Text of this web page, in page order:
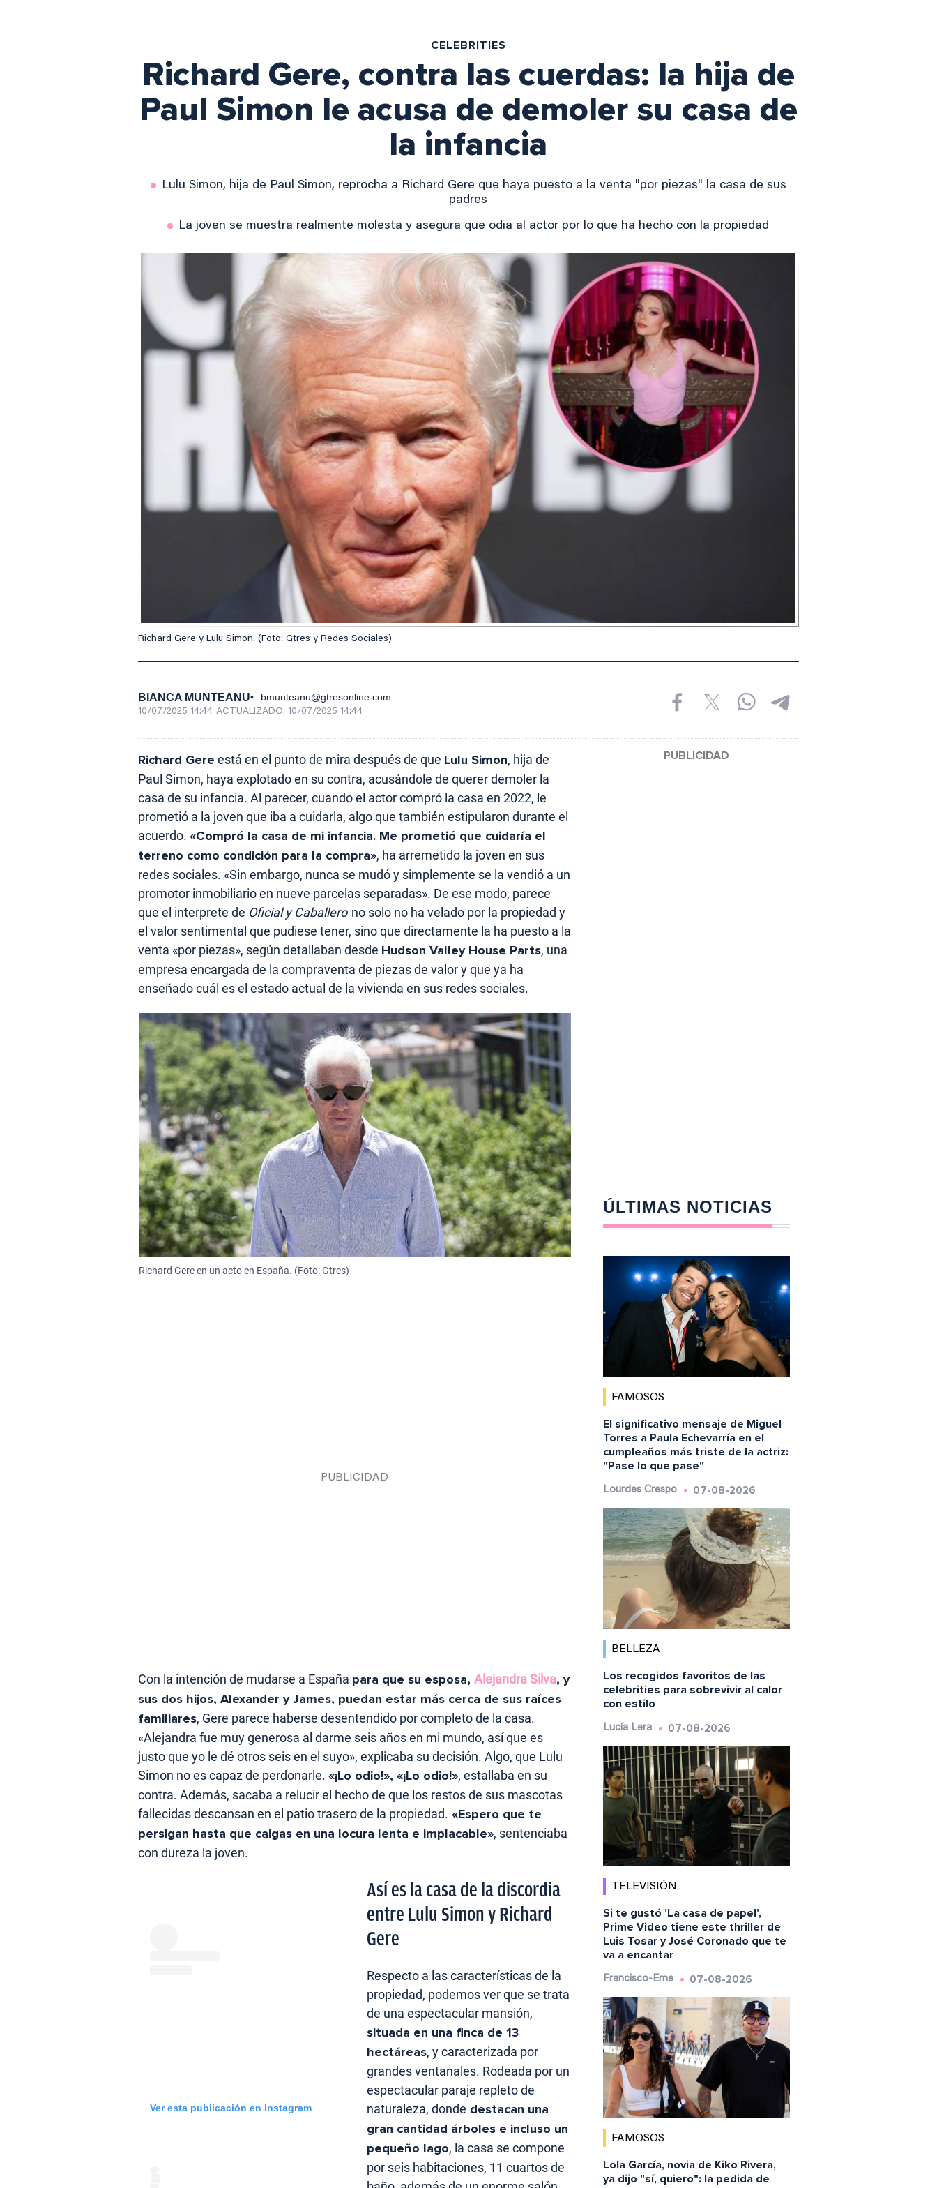
CELEBRITIES
Richard Gere, contra las cuerdas: la hija de
Paul Simon le acusa de demoler su casa de
la infancia
Lulu Simon, hija de Paul Simon, reprocha a Richard Gere que haya puesto a la venta "por piezas" la casa de sus
padres
La joven se muestra realmente molesta y asegura que odia al actor por lo que ha hecho con la propiedad
Richard Gere y Lulu Simon. (Foto: Gtres y Redes Sociales)
BIANCA MUNTEANU bmunteanu@gtresonline.com
10/07/2025 14:44 ACTUALIZADO: 10/07/2025 14:44
Richard Gere está en el punto de mira después de que Lulu Simon, hija de
Paul Simon, haya explotado en su contra, acusándole de querer demoler la
casa de su infancia. Al parecer, cuando el actor compró la casa en 2022, le
prometió a la joven que iba a cuidarla, algo que también estipularon durante el
acuerdo. «Compró la casa de mi infancia. Me prometió que cuidaría el
terreno como condición para la compra», ha arremetido la joven en sus
redes sociales. «Sin embargo, nunca se mudó y simplemente se la vendió a un
promotor inmobiliario en nueve parcelas separadas». De ese modo, parece
que el interprete de Oficial y Caballero no solo no ha velado por la propiedad y
el valor sentimental que pudiese tener, sino que directamente la ha puesto a la
venta «por piezas», según detallaban desde Hudson Valley House Parts, una
empresa encargada de la compraventa de piezas de valor y que ya ha
enseñado cuál es el estado actual de la vivienda en sus redes sociales.
Richard Gere en un acto en España. (Foto: Gtres)
Con la intención de mudarse a España para que su esposa, Alejandra Silva, y
sus dos hijos, Alexander y James, puedan estar más cerca de sus raíces
familiares, Gere parece haberse desentendido por completo de la casa.
«Alejandra fue muy generosa al darme seis años en mi mundo, así que es
justo que yo le dé otros seis en el suyo», explicaba su decisión. Algo, que Lulu
Simon no es capaz de perdonarle. «¡Lo odio!», «¡Lo odio!», estallaba en su
contra. Además, sacaba a relucir el hecho de que los restos de sus mascotas
fallecidas descansan en el patio trasero de la propiedad. «Espero que te
persigan hasta que caigas en una locura lenta e implacable», sentenciaba
con dureza la joven.
Ver esta publicación en Instagram
Así es la casa de la discordia
entre Lulu Simon y Richard
Gere
Respecto a las características de la
propiedad, podemos ver que se trata
de una espectacular mansión,
situada en una finca de 13
hectáreas, y caracterizada por
grandes ventanales. Rodeada por un
espectacular paraje repleto de
naturaleza, donde destacan una
gran cantidad árboles e incluso un
pequeño lago, la casa se compone
por seis habitaciones, 11 cuartos de
ÚLTIMAS NOTICIAS
FAMOSOS
El significativo mensaje de Miguel
Torres a Paula Echevarría en el
cumpleaños más triste de la actriz:
"Pase lo que pase"
Lourdes Crespo 07-08-2026
BELLEZA
Los recogidos favoritos de las
celebrities para sobrevivir al calor
con estilo
Lucía Lera 07-08-2026
TELEVISIÓN
Si te gustó 'La casa de papel',
Prime Video tiene este thriller de
Luis Tosar y José Coronado que te
va a encantar
Francisco-Eme 07-08-2026
FAMOSOS
Lola García, novia de Kiko Rivera,
ya dijo "sí, quiero": la pedida de